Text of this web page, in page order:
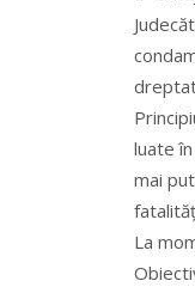
luate
mai
La